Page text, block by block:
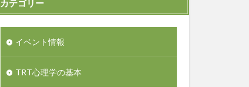
カテゴリー
イベント情報
TRT心理学の基本